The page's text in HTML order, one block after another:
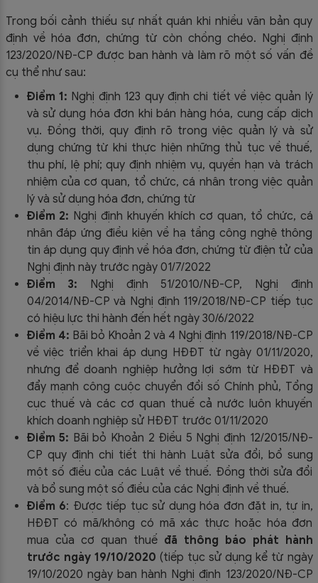
Trong bối cảnh thiếu sự nhất quán khi nhiều văn bản quy
định về hóa đơn, chứng từ còn chồng chéo. Nghị định
123/2020/NĐ-CP được ban hành và làm rõ một số vấn đề
cụ thể như sau:
Điểm 1: Nghị định 123 quy định chi tiết về việc quản lý
và sử dụng hóa đơn khi bán hàng hóa, cung cấp dịch
vụ. Đồng thời, quy định rõ trong việc quản lý và sử
dụng chứng từ khi thực hiện những thủ tục về thuế,
thu phí, lệ phí; quy định nhiệm vụ, quyền hạn và trách
nhiệm của cơ quan, tổ chức, cá nhân trong việc quản
lý và sử dụng hóa đơn, chứng từ
Điểm 2: Nghị định khuyến khích cơ quan, tổ chức, cá
nhân đáp ứng điều kiện về hạ tầng công nghệ thông
tin áp dụng quy định về hóa đơn, chứng từ điện tử của
Nghị định này trước ngày 01/7/2022
Điểm 3: Nghị định 51/2010/NĐ-CP, Nghị định
04/2014/NĐ-CP và Nghị định 119/2018/NĐ-CP tiếp tục
có hiệu lực thi hành đến hết ngày 30/6/2022
Điểm 4: Bãi bỏ Khoản 2 và 4 Nghị định 119/2018/NĐ-CP
về việc triển khai áp dụng HĐĐT từ ngày 01/11/2020,
nhưng để doanh nghiệp hưởng lợi sớm từ HĐĐT và
đẩy mạnh công cuộc chuyển đổi số Chính phủ, Tổng
cục thuế và các cơ quan thuế cả nước luôn khuyến
khích doanh nghiệp sử HĐĐT trước 01/11/2020
Điểm 5: Bãi bỏ Khoản 2 Điều 5 Nghị định 12/2015/NĐ-
CP quy định chi tiết thi hành Luật sửa đổi, bổ sung
một số điều của các Luật về thuế. Đồng thời sửa đổi
và bổ sung một số điều của các Nghị định về thuế.
Điểm 6: Được tiếp tục sử dụng hóa đơn đặt in, tự in,
HĐĐT có mã/không có mã xác thực hoặc hóa đơn
mua của cơ quan thuế đã thông báo phát hành
trước ngày 19/10/2020 (tiếp tục sử dụng kể từ ngày
19/10/2020 ngày ban hành Nghị định 123/2020/NĐ-CP